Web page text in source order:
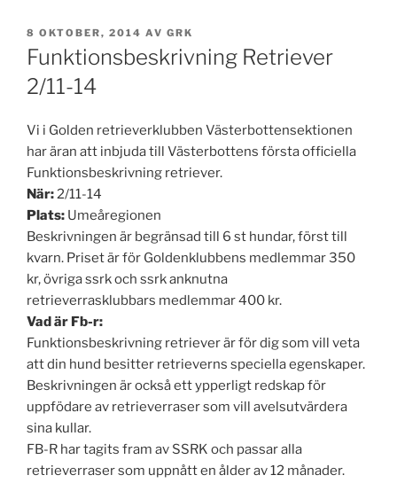
PUBLICERAT
8 OKTOBER, 2014 AV GRK
Funktionsbeskrivning Retriever
2/11-14
Vi i Golden retrieverklubben Västerbottensektionen
har äran att inbjuda till Västerbottens första officiella
Funktionsbeskrivning retriever.
När:2/11-14
Plats: Umeåregionen
Beskrivningen är begränsad till 6 st hundar, först till
kvarn. Priset är för Goldenklubbens medlemmar 350
kr, övriga ssrk och ssrk anknutna
retrieverrasklubbars medlemmar 400 kr.
Vad är Fb-r:
Funktionsbeskrivning retriever är för dig som vill veta
att din hund besitter retrieverns speciella egenskaper.
Beskrivningen är också ett ypperligt redskap för
uppfödare av retrieverraser som vill avelsutvärdera
sina kullar.
FB-R har tagits fram av SSRK och passar alla
retrieverraser som uppnått en ålder av 12 månader.